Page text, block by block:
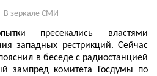
В зеркале СМИ
пресекались властями
западных рестрикций. Сейчас
в беседе с радиостанцией
зампред комитета Госдумы по